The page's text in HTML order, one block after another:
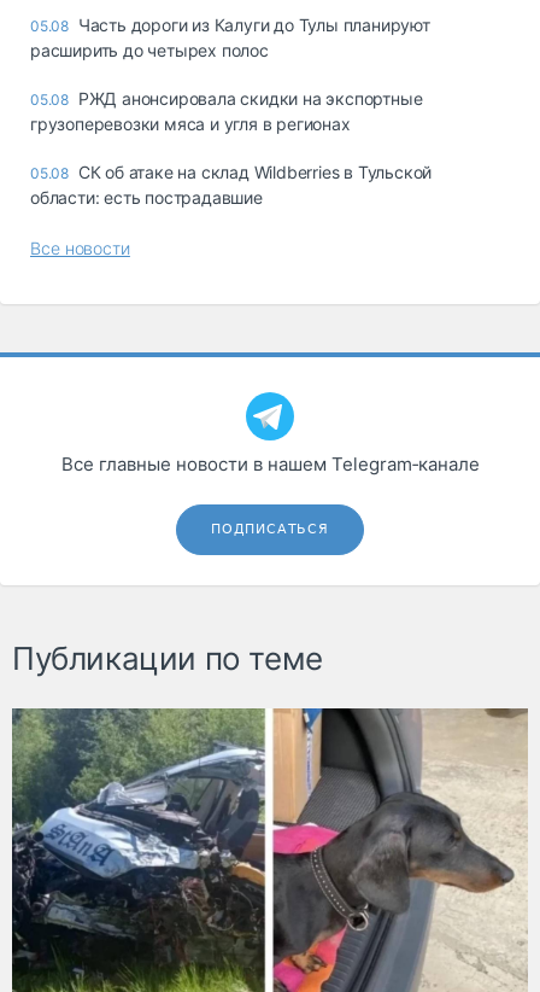
05.08 Часть дороги из Калуги до Тулы планируют
расширить до четырех полос
05.08 РЖД анонсировала скидки на экспортные
грузоперевозки мяса и угля в регионах
05.08 СК об атаке на склад Wildberries в Тульской
области: есть пострадавшие
Все новости
Все главные новости в нашем Telegram‑канале
ПОДПИСАТЬСЯ
Публикации по теме